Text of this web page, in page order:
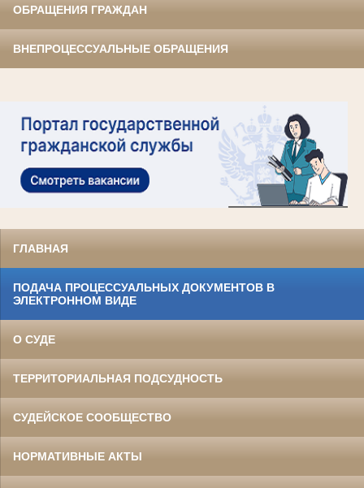
ОБРАЩЕНИЯ ГРАЖДАН
ВНЕПРОЦЕССУАЛЬНЫЕ ОБРАЩЕНИЯ
ГЛАВНАЯ
ПОДАЧА ПРОЦЕССУАЛЬНЫХ ДОКУМЕНТОВ В
ЭЛЕКТРОННОМ ВИДЕ
О СУДЕ
ТЕРРИТОРИАЛЬНАЯ ПОДСУДНОСТЬ
СУДЕЙСКОЕ СООБЩЕСТВО
НОРМАТИВНЫЕ АКТЫ